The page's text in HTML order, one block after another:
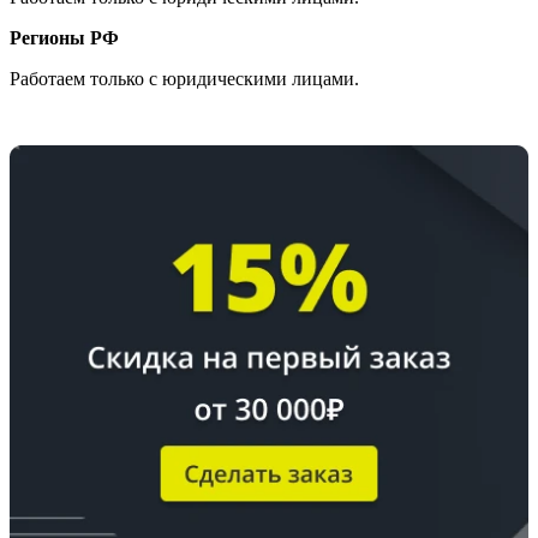
Регионы РФ
Работаем только с юридическими лицами.